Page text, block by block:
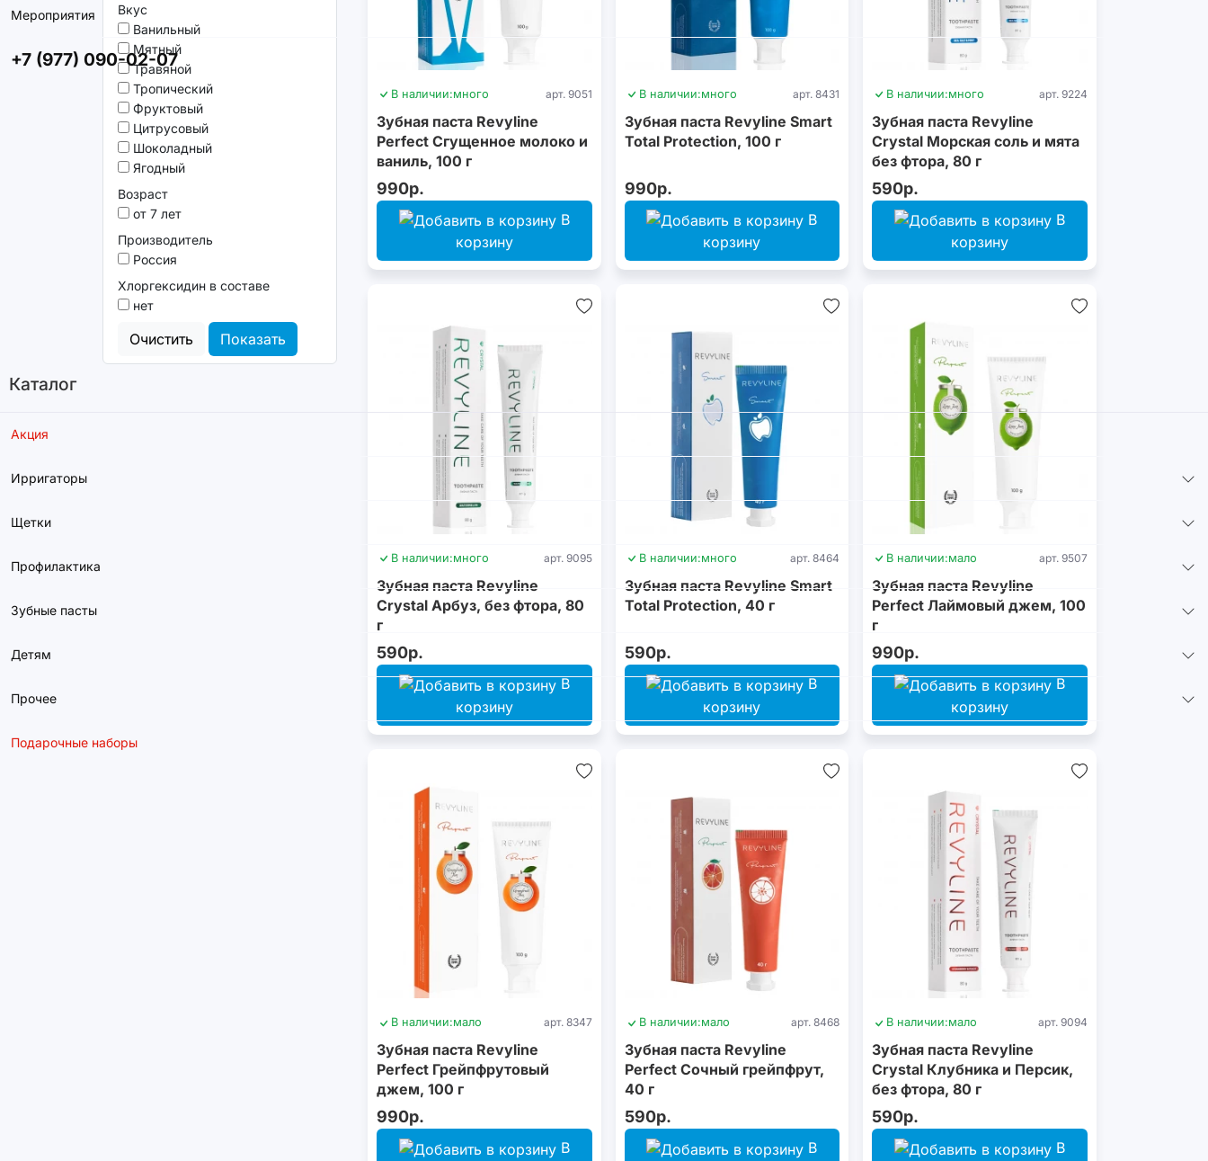
Мероприятия
+7 (977) 090-02-07
Каталог
Акция
Ирригаторы
Щетки
Профилактика
Зубные пасты
Детям
Прочее
Подарочные наборы
Вкус
Ванильный
Мятный
Травяной
Тропический
Фруктовый
Цитрусовый
Шоколадный
Ягодный
Возраст
от 7 лет
Производитель
Россия
Хлоргексидин в составе
нет
Очистить Показать
В наличии:много арт. 9051
Зубная паста Revyline
Perfect Сгущенное молоко и
ваниль, 100 г
990р.
В
корзину
В наличии:много арт. 8431
Зубная паста Revyline Smart
Total Protection, 100 г
990р.
В
корзину
В наличии:много арт. 9224
Зубная паста Revyline
Crystal Морская соль и мята
без фтора, 80 г
590р.
В
корзину
В наличии:много арт. 9095
Зубная паста Revyline
Crystal Арбуз, без фтора, 80
г
590р.
В
корзину
В наличии:много арт. 8464
Зубная паста Revyline Smart
Total Protection, 40 г
590р.
В
корзину
В наличии:мало арт. 9507
Зубная паста Revyline
Perfect Лаймовый джем, 100
г
990р.
В
корзину
В наличии:мало арт. 8347
Зубная паста Revyline
Perfect Грейпфрутовый
джем, 100 г
990р.
В
В наличии:мало арт. 8468
Зубная паста Revyline
Perfect Сочный грейпфрут,
40 г
590р.
В
В наличии:мало арт. 9094
Зубная паста Revyline
Crystal Клубника и Персик,
без фтора, 80 г
590р.
В